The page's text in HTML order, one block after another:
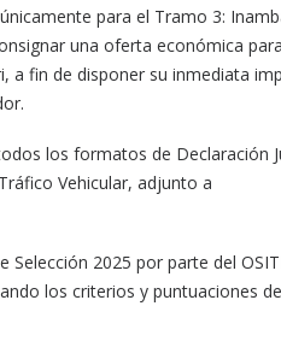
para el Tramo 3:
una oferta económica
a fin de disponer su inmediata
los formatos de Declaración
Vehicular, adjunto a
2025 por parte del
los criterios y puntuaciones